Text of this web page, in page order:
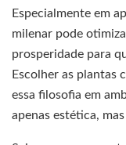
Especialmente em
milenar pode
prosperidade para
Escolher as plantas
essa filosofia em
apenas estética,